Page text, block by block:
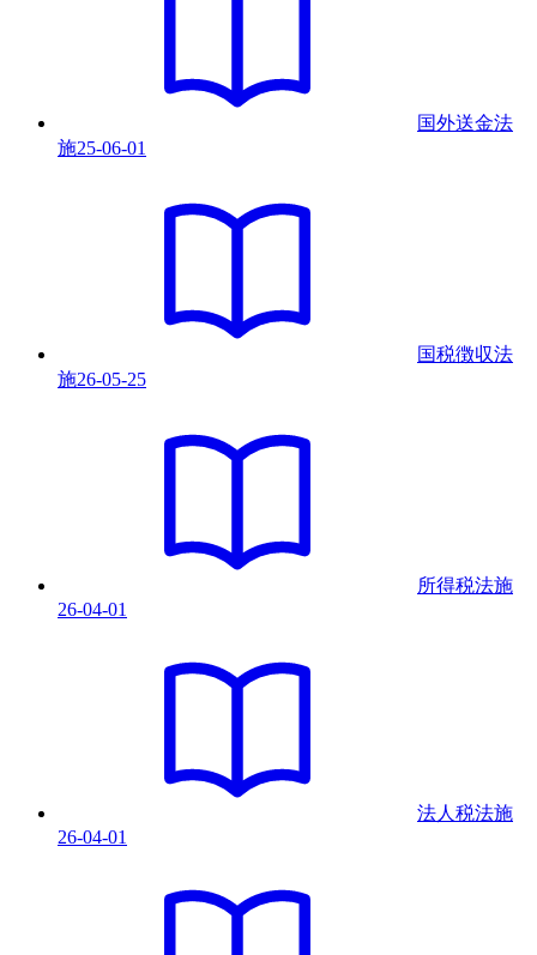
国外送金法
施25-06-01
国税徴収法
施26-05-25
所得税法施
26-04-01
法人税法施
26-04-01